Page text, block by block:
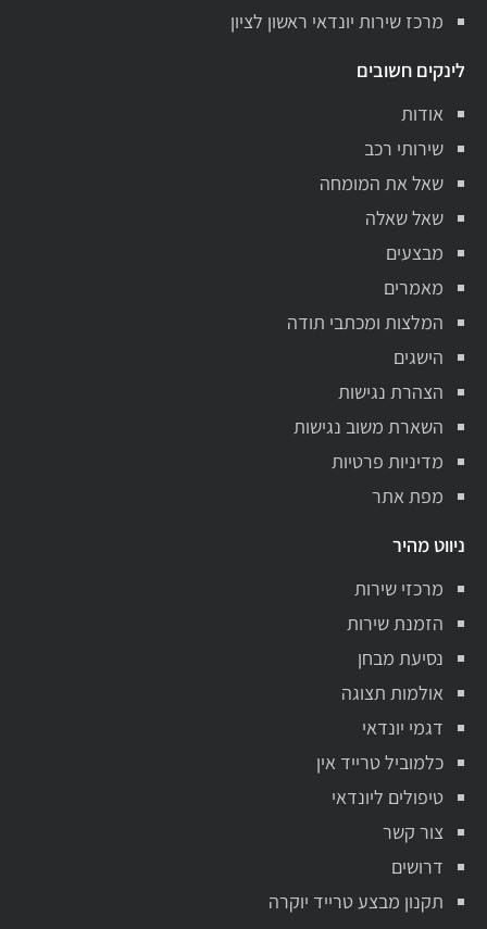
מרכז שירות יונדאי ראשון לציון
לינקים חשובים
אודות
שירותי רכב
שאל את המומחה
שאל שאלה
מבצעים
מאמרים
המלצות ומכתבי תודה
הישגים
הצהרת נגישות
השארת משוב נגישות
מדיניות פרטיות
מפת אתר
ניווט מהיר
מרכזי שירות
הזמנת שירות
נסיעת מבחן
אולמות תצוגה
דגמי יונדאי
כלמוביל טרייד אין
טיפולים ליונדאי
צור קשר
דרושים
תקנון מבצע טרייד יוקרה